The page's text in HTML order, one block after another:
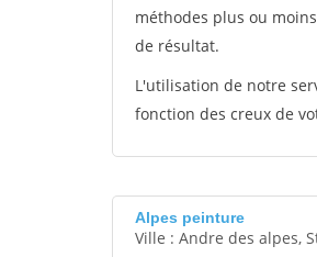
méthodes plus ou
de résultat.
L'utilisation de notre
fonction des creux de
Alpes peinture
Ville : Andre des alpes,